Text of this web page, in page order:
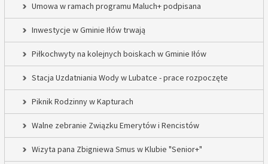
Umowa w ramach programu Maluch+ podpisana
Inwestycje w Gminie Iłów trwają
Piłkochwyty na kolejnych boiskach w Gminie Iłów
Stacja Uzdatniania Wody w Lubatce - prace rozpoczęte
Piknik Rodzinny w Kapturach
Walne zebranie Związku Emerytów i Rencistów
Wizyta pana Zbigniewa Smus w Klubie "Senior+"